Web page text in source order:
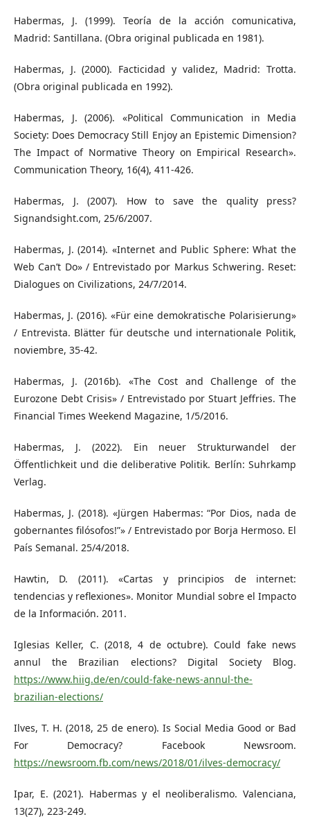
Habermas, J. (1999). Teoría de la acción comunicativa,
Madrid: Santillana. (Obra original publicada en 1981).
Habermas, J. (2000). Facticidad y validez, Madrid: Trotta.
(Obra original publicada en 1992).
Habermas, J. (2006). «Political Communication in Media
Society: Does Democracy Still Enjoy an Epistemic Dimension?
The Impact of Normative Theory on Empirical Research».
Communication Theory, 16(4), 411-426.
Habermas, J. (2007). How to save the quality press?
Signandsight.com, 25/6/2007.
Habermas, J. (2014). «Internet and Public Sphere: What the
Web Can’t Do» / Entrevistado por Markus Schwering. Reset:
Dialogues on Civilizations, 24/7/2014.
Habermas, J. (2016). «Für eine demokratische Polarisierung»
/ Entrevista. Blätter für deutsche und internationale Politik,
noviembre, 35-42.
Habermas, J. (2016b). «The Cost and Challenge of the
Eurozone Debt Crisis» / Entrevistado por Stuart Jeffries. The
Financial Times Weekend Magazine, 1/5/2016.
Habermas, J. (2022). Ein neuer Strukturwandel der
Öffentlichkeit und die deliberative Politik. Berlín: Suhrkamp
Verlag.
Habermas, J. (2018). «Jürgen Habermas: “Por Dios, nada de
gobernantes filósofos!”» / Entrevistado por Borja Hermoso. El
País Semanal. 25/4/2018.
Hawtin, D. (2011). «Cartas y principios de internet:
tendencias y reflexiones». Monitor Mundial sobre el Impacto
de la Información. 2011.
Iglesias Keller, C. (2018, 4 de octubre). Could fake news
annul the Brazilian elections? Digital Society Blog.
https://www.hiig.de/en/could-fake-news-annul-the-
brazilian-elections/
Ilves, T. H. (2018, 25 de enero). Is Social Media Good or Bad
For Democracy? Facebook Newsroom.
https://newsroom.fb.com/news/2018/01/ilves-democracy/
Ipar, E. (2021). Habermas y el neoliberalismo. Valenciana,
13(27), 223-249.